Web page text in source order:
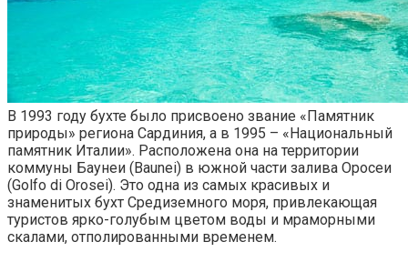
В 1993 году бухте было присвоено звание «Памятник
природы» региона Сардиния, а в 1995 – «Национальный
памятник Италии». Расположена она на территории
коммуны Баунеи (Baunei) в южной части залива Оросеи
(Golfo di Orosei). Это одна из самых красивых и
знаменитых бухт Средиземного моря, привлекающая
туристов ярко-голубым цветом воды и мраморными
скалами, отполированными временем.